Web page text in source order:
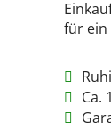
für ein
Ca.